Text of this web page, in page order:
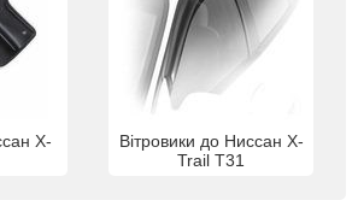
X-
Вітровики до Ниссан X-
Trail T31